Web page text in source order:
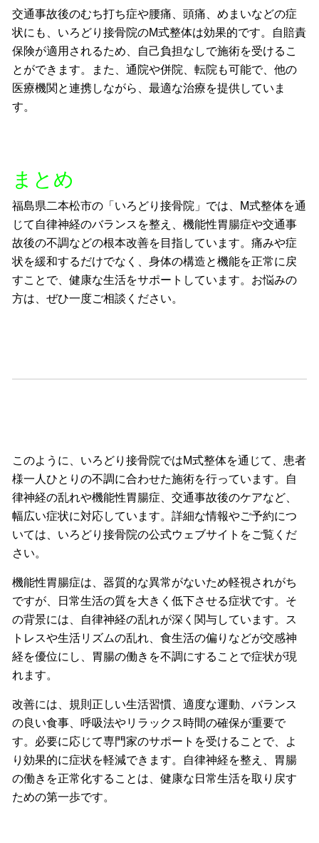
交通事故後のむち打ち症や腰痛、頭痛、めまいなどの症
状にも、いろどり接骨院のM式整体は効果的です。
自賠責
保険が適用されるため、自己負担なしで施術を受けるこ
とができます。
また、通院や併院、転院も可能で、他の
医療機関と連携しながら、最適な治療を提供していま
す。
まとめ
福島県二本松市の「いろどり接骨院」では、M式整体を通
じて自律神経のバランスを整え、機能性胃腸症や交通事
故後の不調などの根本改善を目指しています。 痛みや症
状を緩和するだけでなく、身体の構造と機能を正常に戻
すことで、健康な生活をサポートしています。 お悩みの
方は、ぜひ一度ご相談ください。
このように、いろどり接骨院ではM式整体を通じて、患者
様一人ひとりの不調に合わせた施術を行っています。
自
律神経の乱れや機能性胃腸症、交通事故後のケアなど、
幅広い症状に対応しています。 詳細な情報やご予約につ
いては、いろどり接骨院の公式ウェブサイトをご覧くだ
さい。
機能性胃腸症は、器質的な異常がないため軽視されがち
ですが、日常生活の質を大きく低下させる症状です。そ
の背景には、自律神経の乱れが深く関与しています。ス
トレスや生活リズムの乱れ、食生活の偏りなどが交感神
経を優位にし、胃腸の働きを不調にすることで症状が現
れます。
改善には、規則正しい生活習慣、適度な運動、バランス
の良い食事、呼吸法やリラックス時間の確保が重要で
す。必要に応じて専門家のサポートを受けることで、よ
り効果的に症状を軽減できます。自律神経を整え、胃腸
の働きを正常化することは、健康な日常生活を取り戻す
ための第一歩です。